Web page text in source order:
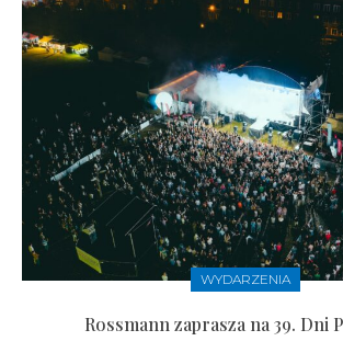
WYDARZENIA
Rossmann zaprasza na 39. Dni